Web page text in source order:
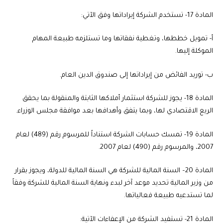
المادة 17- تستخدم الشركة إيراداتها وفق الآتي:
أ‌- تمويل خططها، وتغطية نفقاتها وما تستلزمه طبيعة المهام
الموكلة إليها.
ب- توريد الفائض من إيراداتها إلى صندوق الدين العام.
المادة 18-
يجوز للشركة استثمار أملاكها الثابتة والمنقولة بما يحقق
الريع الاقتصادي لها، وبما يتفق وأهدافها بعد موافقة مجلس الوزراء.
المادة 19-
تمسك حسابات الشركة استناداً للمرسوم رقم (489) لعام
2007، والمرسوم رقم (490) لعام 2007.
المادة 20
– السنة المالية للشركة هي السنة المالية للدولة، ويجوز بقرار
من وزير المالية تحديد موعد آخر لبدء ونهاية السنة المالية للشركة وفقاً
لما تستدعيه طبيعة فعالياتها.
المادة 21- تستفيد الشركة من الإعفاءات الآتية: